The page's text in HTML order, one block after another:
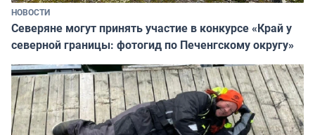
НОВОСТИ
Северяне могут принять участие в конкурсе «Край у
северной границы: фотогид по Печенгскому округу»